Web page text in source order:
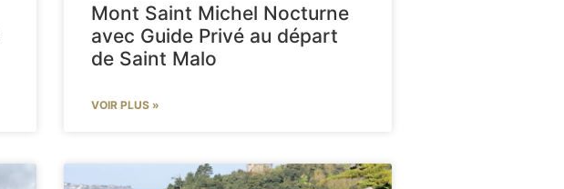
Mont Saint Michel Nocturne
avec Guide Privé au départ
de Saint Malo
VOIR PLUS »